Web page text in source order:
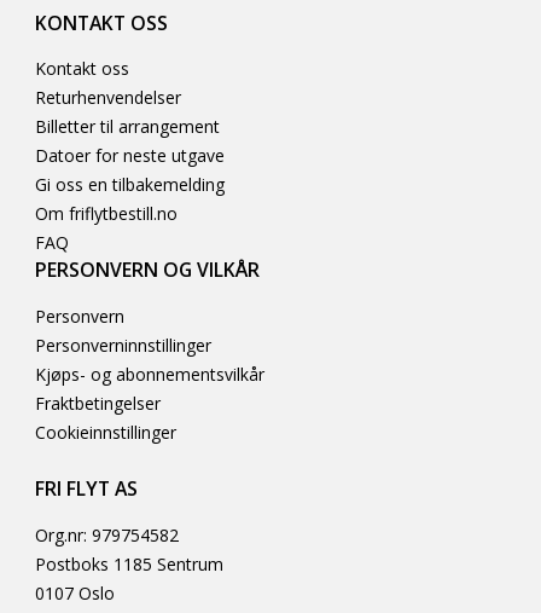
KONTAKT OSS
Kontakt oss
Returhenvendelser
Billetter til arrangement
Datoer for neste utgave
Gi oss en tilbakemelding
Om friflytbestill.no
FAQ
PERSONVERN OG VILKÅR
Personvern
Personverninnstillinger
Kjøps- og abonnementsvilkår
Fraktbetingelser
Cookieinnstillinger
FRI FLYT AS
Org.nr: 979754582
Postboks 1185 Sentrum
0107 Oslo